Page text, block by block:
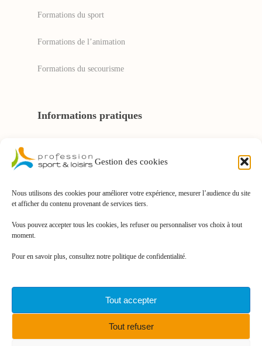
Gestion des cookies
Nous utilisons des cookies pour améliorer votre expérience, mesurer l’audience du site
et afficher du contenu provenant de services tiers.
Vous pouvez accepter tous les cookies, les refuser ou personnaliser vos choix à tout
moment.
Pour en savoir plus, consultez notre politique de confidentialité.
Tout accepter
Tout refuser
Formations du sport
Formations de l’animation
Formations du secourisme
Informations pratiques
À propos de la FNPSL
Mentions légales
Politique de cookies
© 2024 - FNPSL orientation - Site réalisé par l’agence
youtube